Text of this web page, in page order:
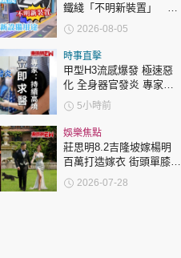
鐵綫「不明新裝置」 港
鐵解畫新設備用途
2026-08-05
時事直擊
甲型H3流感爆發 極速惡
化 全身器官發炎 專家：
持續高燒要立即求醫
5小時前
娛樂焦點
莊思明8.2吉隆坡嫁楊明
百萬打造嫁衣 街頭單膝下
跪求婚感驚喜
2026-07-28